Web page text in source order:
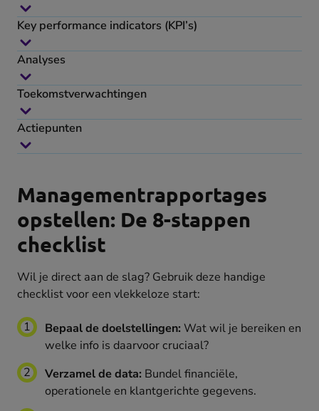
Key performance indicators (KPI’s)
Analyses
Toekomstverwachtingen
Actiepunten
Managementrapportages
opstellen: De 8-stappen
checklist
Wil je direct aan de slag? Gebruik deze handige
checklist voor een vlekkeloze start:
Bepaal de doelstellingen: Wat wil je bereiken en
welke info is daarvoor cruciaal?
Verzamel de data: Bundel financiële,
operationele en klantgerichte gegevens.